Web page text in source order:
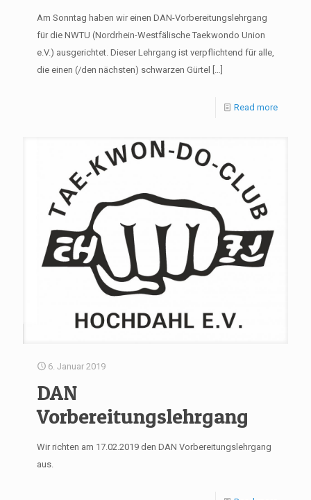
Am Sonntag haben wir einen DAN-Vorbereitungslehrgang
für die NWTU (Nordrhein-Westfälische Taekwondo Union
e.V.) ausgerichtet. Dieser Lehrgang ist verpflichtend für alle,
die einen (/den nächsten) schwarzen Gürtel
[…]
Read more
6. Januar 2019
DAN
Vorbereitungslehrgang
Wir richten am 17.02.2019 den DAN Vorbereitungslehrgang
aus.